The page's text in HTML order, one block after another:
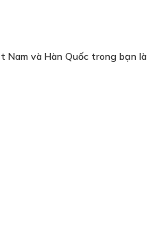
Nam và Hàn Quốc trong bạn là